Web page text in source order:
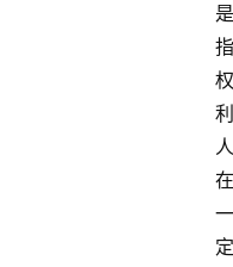
是
指
权
利
人
在
一
定